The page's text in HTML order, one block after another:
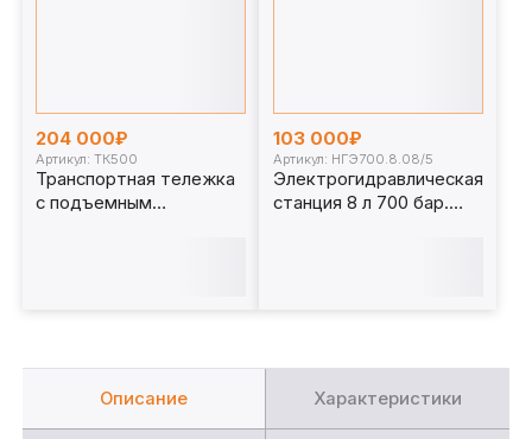
204 000₽
Артикул: ТК500
Транспортная тележка
с подъемным
103 000₽
Артикул: НГЭ700.8.08/5
Электрогидравлическая
станция 8 л 700 бар.
Описание Характеристики